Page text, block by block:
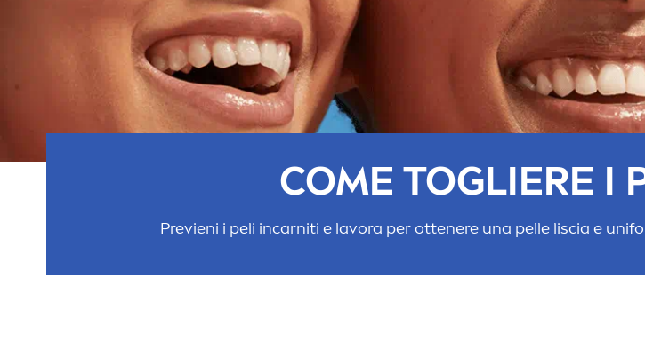
COME TOGLIERE I
Previeni i peli incarniti e lavora per ottenere una pelle liscia e